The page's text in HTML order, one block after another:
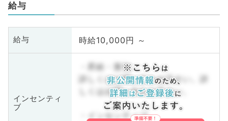
給与
給与 時給10,000円 ～
インセンティ
ブ
・昇給・賞与
詳しくはお問い合わせ下さい。詳
しくはお問い合わせ下さい。
・インセンティブ